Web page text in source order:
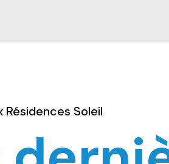
Résidences Soleil